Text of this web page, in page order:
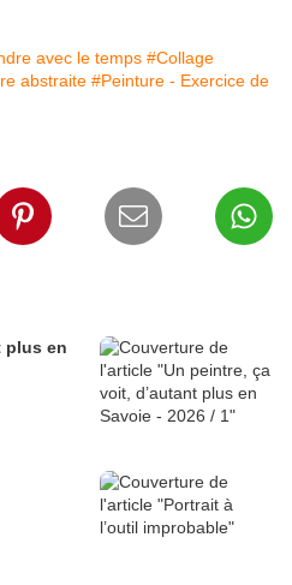
avec le temps #Collage
abstraite #Peinture - Exercice de
plus en